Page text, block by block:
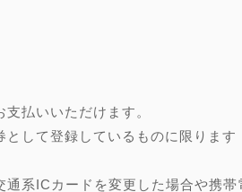
払いいただけます。
して登録しているものに限ります
通系ICカードを変更した場合や携